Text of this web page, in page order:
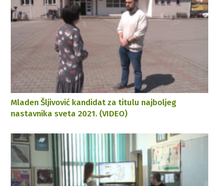
Mladen Šljivović kandidat za titulu najboljeg
nastavnika sveta 2021. (VIDEO)